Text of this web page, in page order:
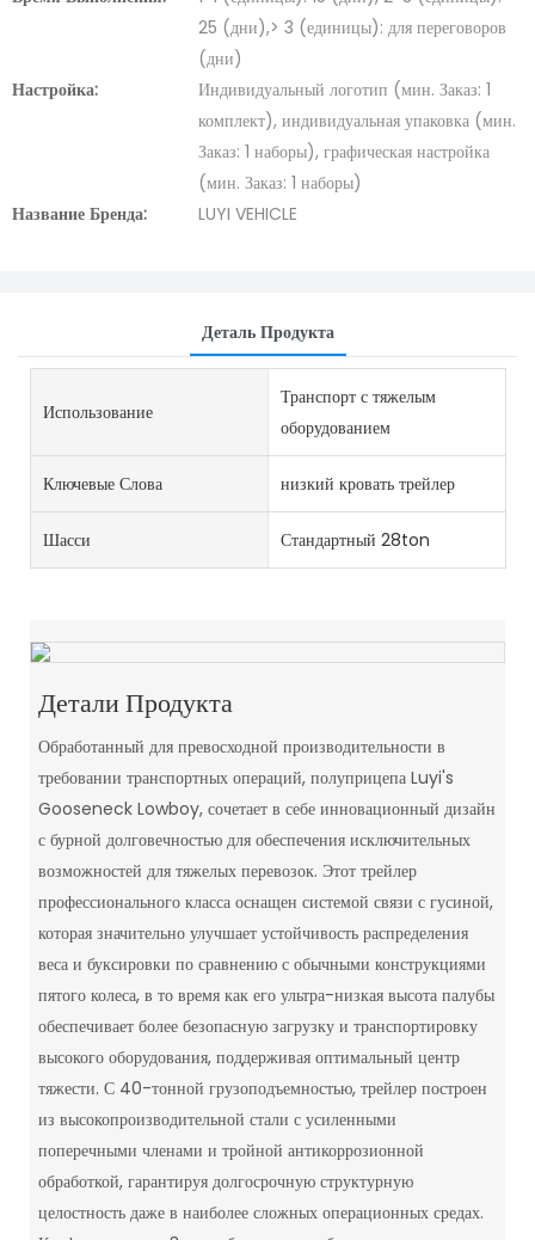
25 (дни),> 3 (единицы): для переговоров
(дни)
Настройка:
Индивидуальный логотип (мин. Заказ: 1
комплект), индивидуальная упаковка (мин.
Заказ: 1 наборы), графическая настройка
(мин. Заказ: 1 наборы)
Название Бренда:
LUYI VEHICLE
Деталь Продукта
Использование
Транспорт с тяжелым
оборудованием
Ключевые Слова низкий кровать трейлер
Шасси Стандартный 28ton
Детали Продукта
Обработанный для превосходной производительности в
требовании транспортных операций, полуприцепа Luyi's
Gooseneck Lowboy, сочетает в себе инновационный дизайн
с бурной долговечностью для обеспечения исключительных
возможностей для тяжелых перевозок. Этот трейлер
профессионального класса оснащен системой связи с гусиной,
которая значительно улучшает устойчивость распределения
веса и буксировки по сравнению с обычными конструкциями
пятого колеса, в то время как его ультра-низкая высота палубы
обеспечивает более безопасную загрузку и транспортировку
высокого оборудования, поддерживая оптимальный центр
тяжести. С 40-тонной грузоподъемностью, трейлер построен
из высокопроизводительной стали с усиленными
поперечными членами и тройной антикоррозионной
обработкой, гарантируя долгосрочную структурную
целостность даже в наиболее сложных операционных средах.